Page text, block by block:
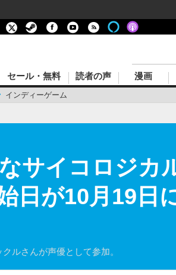
インディーゲーム
セール・無料 読者の声 漫画
サイコロジカ
日が10月19日
ルさんが声優として参加。